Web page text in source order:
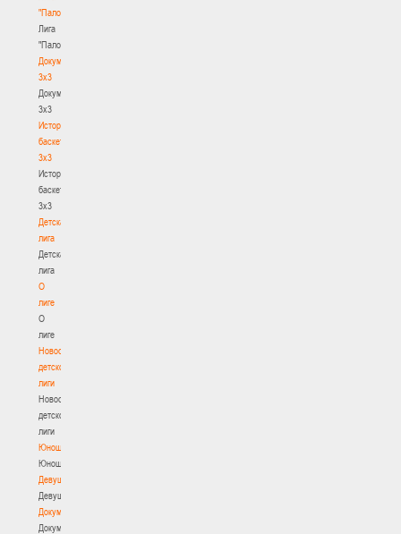
"Палова"
Лига
"Палова"
Документы
3х3
Документы
3х3
История
баскетбола
3х3
История
баскетбола
3х3
Детская
лига
Детская
лига
О
лиге
О
лиге
Новости
детской
лиги
Новости
детской
лиги
Юноши
Юноши
Девушки
Девушки
Документы
Документы